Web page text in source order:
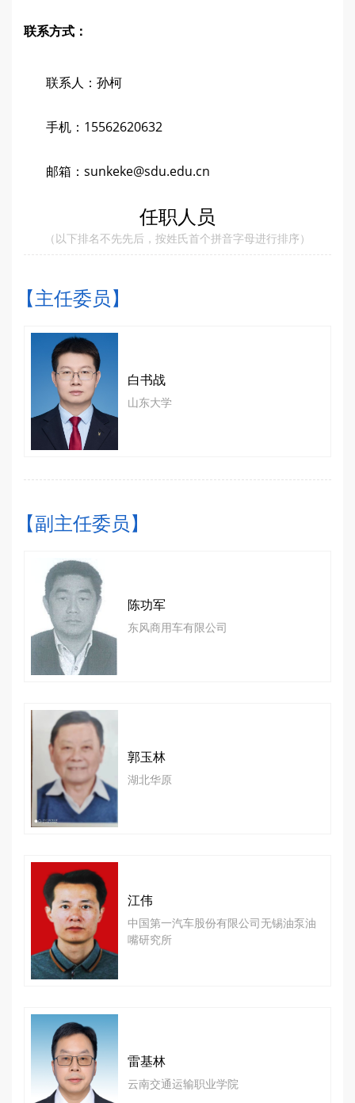
联系方式：
联系人：孙柯
手机： 15562620632
邮箱： sunkeke@sdu.edu.cn
任职人员
（以下排名不先先后，按姓氏首个拼音字母进行排序）
【主任委员】
白书战
山东大学
【副主任委员】
陈功军
东风商用车有限公司
郭玉林
湖北华原
江伟
中国第一汽车股份有限公司无锡油泵油
嘴研究所
雷基林
云南交通运输职业学院